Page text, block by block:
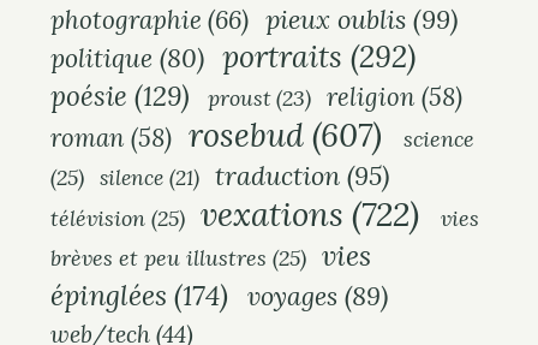
photographie (66) pieux oublis (99)
politique (80) portraits (292)
poésie (129) proust(23) religion (58)
roman (58) rosebud (607)
science
(25) silence(21) traduction(95)
télévision (25) vexations (722)
vies
brèves et peu illustres (25) vies
épinglées (174) voyages (89)
web/tech (44)